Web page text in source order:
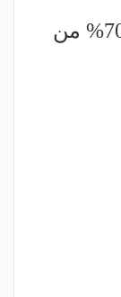
اتحاد الكرة الأسترالي يسرح 70% من